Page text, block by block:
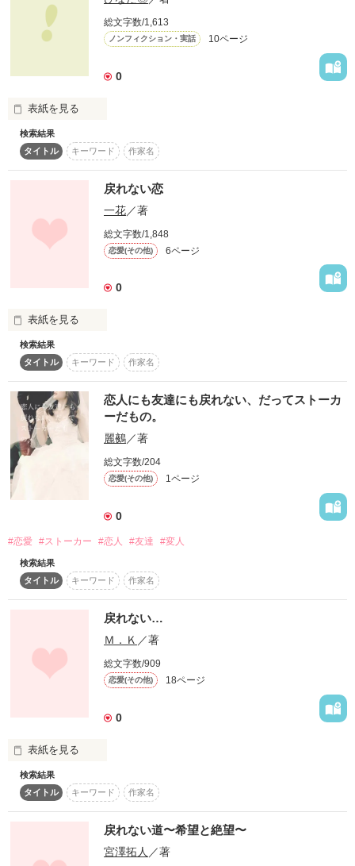
もう止まることなんて
あなたが一番好き
それが・・・許されない関係だとしても
作品を読む
総文字数/1,613
ノンフィクション・実話 10ページ
0
表紙を見る
これは実際に私が生きてきた
16年間の出来事です。
いじめ、家庭内暴力、離婚、不倫、レイプ、恋愛
数知れずの嫌だった日常…
読んで少しでも共感していただけたら
作品を読む
検索結果
タイトル
キーワード 作家名
戻れない恋
一花／著
総文字数/1,848
恋愛(その他) 6ページ
0
表紙を見る
       自分の手で
      大切な人を
     壊してしまった
         もう
       戻れないよ             私は今でも
      後悔してるよ     もうあなたみたいな人にめぐり逢えないか
あなた以上に愛せる人は現れないかもしれない…子供だった
キャバクラ嬢
風俗店店長の
一花の自伝です
検索結果
タイトル
キーワード 作家名
恋人にも友達にも戻れない、だってストーカ
ーだもの。
麗鵺／著
総文字数/204
恋愛(その他) 1ページ
0
#恋愛 #ストーカー #恋人 #友達 #変人
検索結果
タイトル
キーワード 作家名
戻れない…
Ｍ．Ｋ ／著
総文字数/909
恋愛(その他) 18ページ
0
表紙を見る
あの日初めて君と出会った…
『王子様』だと思った。試合中ずっと君の背中を探して…
やっとの思いで名前を見つけて→
友達にアドレス教えて貰った事から私達の仲は始まった！
検索結果
タイトル
キーワード 作家名
戻れない道〜希望と絶望〜
宮澤拓人 ／著